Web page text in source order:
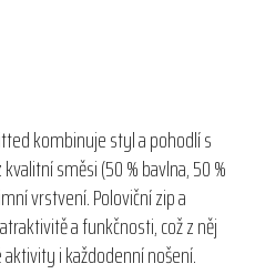
kombinuje styl a pohodlí s
směsi (50 % bavlna, 50 %
vrstvení. Poloviční zip a
a funkčnosti, což z něj
i každodenní nošení.